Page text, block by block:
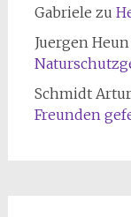
Gabriele zu
Juergen Heun
Schmidt
Freunden